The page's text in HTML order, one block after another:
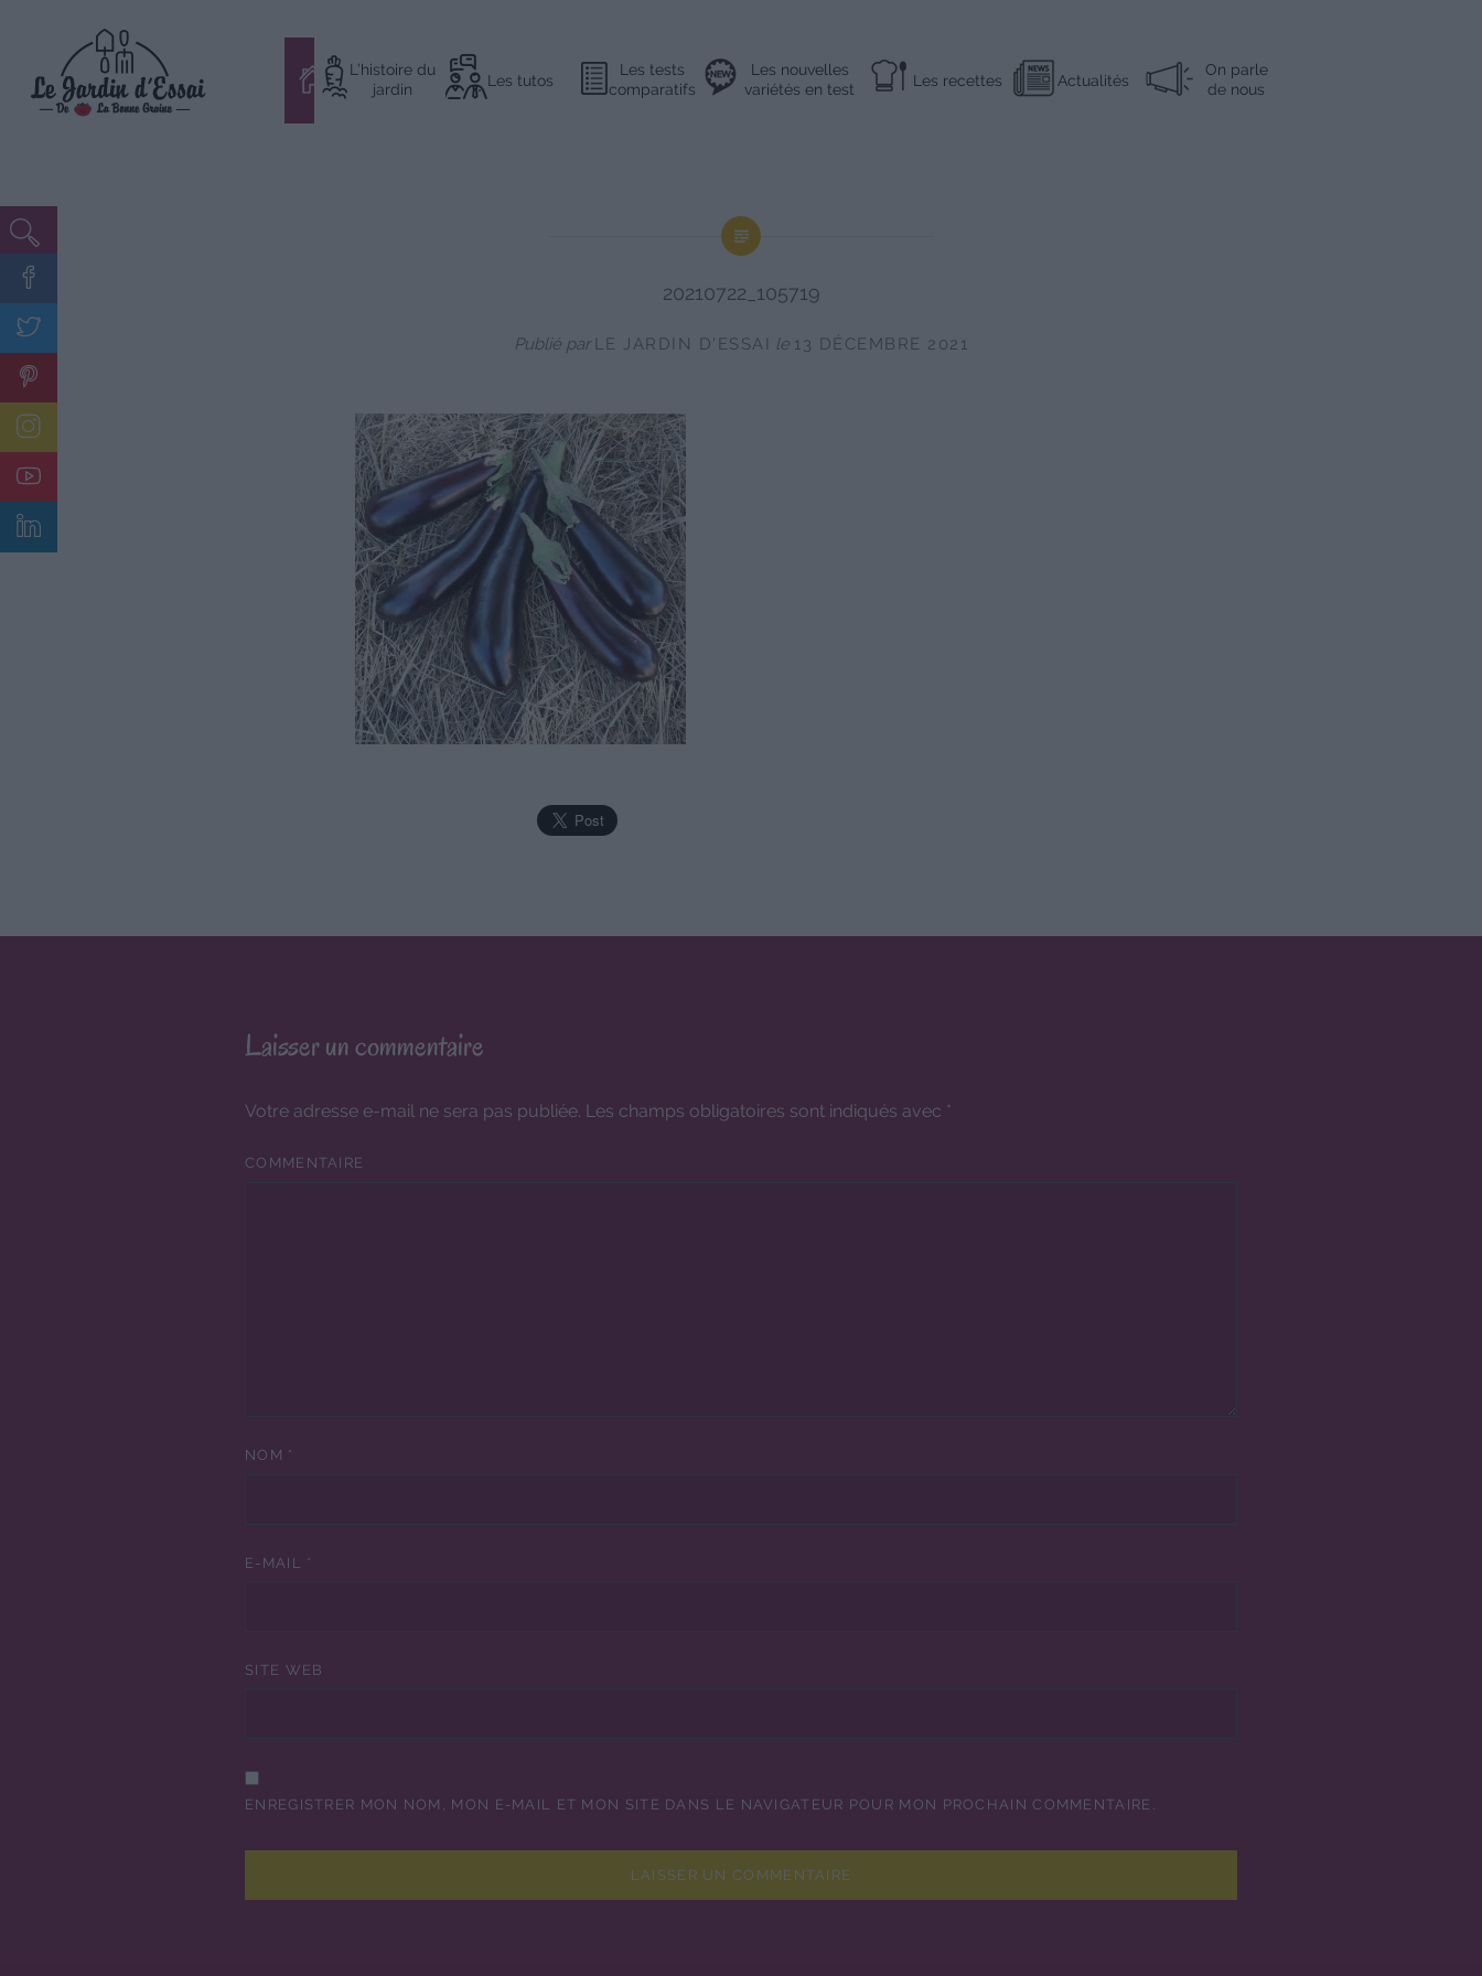
contenu
#
L’histoire du
jardin
Les tutos
Les tests
comparatifs
Les nouvelles
variétés en test
Les recettes Actualités
On parle
de nous
20210722_105719
Publié parLE JARDIN D'ESSAI le 13 DÉCEMBRE 2021
Laisser un commentaire
Votre adresse e-mail ne sera pas publiée. Les champs obligatoires sont indiqués avec *
COMMENTAIRE
NOM *
E-MAIL *
SITE WEB
ENREGISTRER MON NOM, MON E-MAIL ET MON SITE DANS LE NAVIGATEUR POUR MON PROCHAIN COMMENTAIRE.